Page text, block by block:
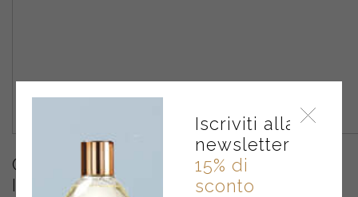
Iscriviti alla
newsletter
15% di
sconto
COME MODIFICARE LE
IMPOSTAZIONI SUI COOKIE?